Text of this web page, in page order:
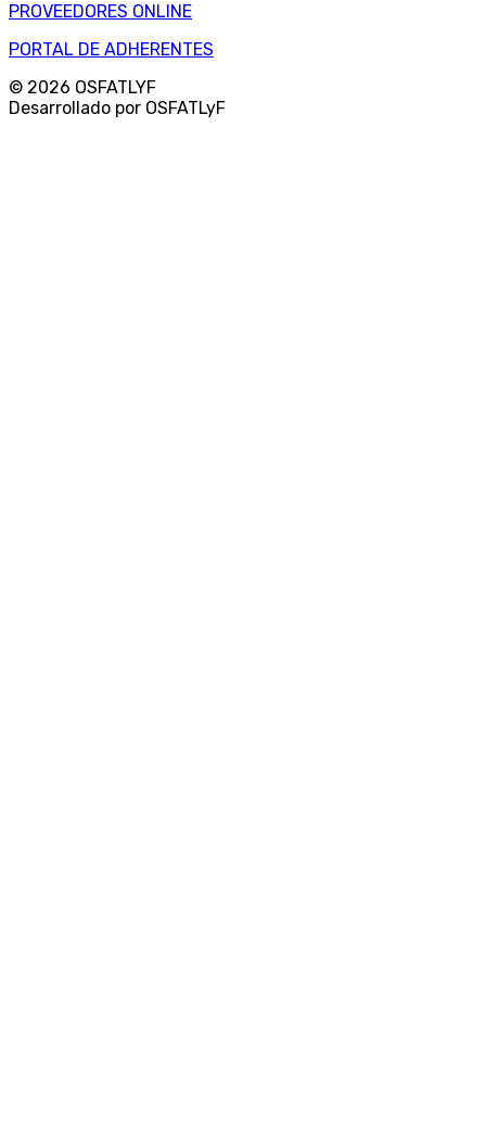
PROVEEDORES ONLINE
PORTAL DE ADHERENTES
© 2026 OSFATLYF
Desarrollado por OSFATLyF